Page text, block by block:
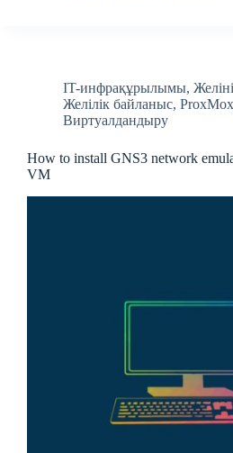
IT-инфрақұрылымы,
Желілік байланыс, ProxMox
Виртуалдандыру
How to install GNS3 network
VM